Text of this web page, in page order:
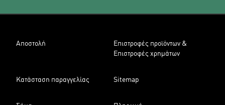
Αποστολή
Επιστροφές προϊόντων &
Επιστροφές χρημάτων
Κατάσταση παραγγελίας Sitemap